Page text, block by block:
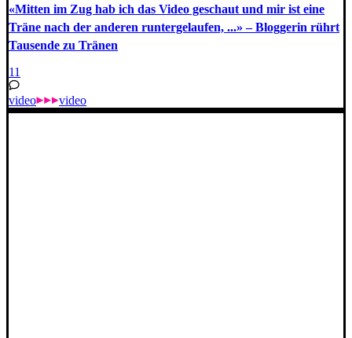
«Mitten im Zug hab ich das Video geschaut und mir ist eine
Träne nach der anderen runtergelaufen, ...» – Bloggerin rührt
Tausende zu Tränen
11
video video